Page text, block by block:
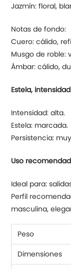
Jazmín: floral,
Notas de fondo:
Cuero: cálido,
Musgo de roble:
Ámbar: cálido,
Estela,
Intensidad: alta.
Estela: marcada.
Persistencia:
Uso
Ideal para:
Perfil
masculina,
Peso
Dimensiones